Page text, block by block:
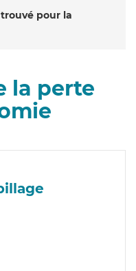
pour la
la perte